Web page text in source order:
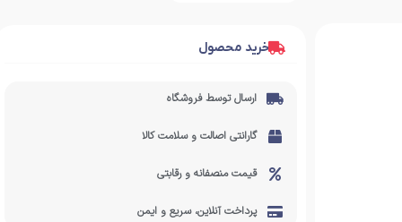
خرید محصول
ارسال توسط فروشگاه
گارانتی اصالت و سلامت کالا
قیمت منصفانه و رقابتی
پرداخت آنلاین، سریع و ایمن